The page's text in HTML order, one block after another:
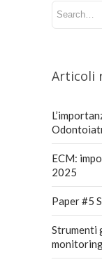
Articoli
ECM:
2025
Paper #5
Strumenti